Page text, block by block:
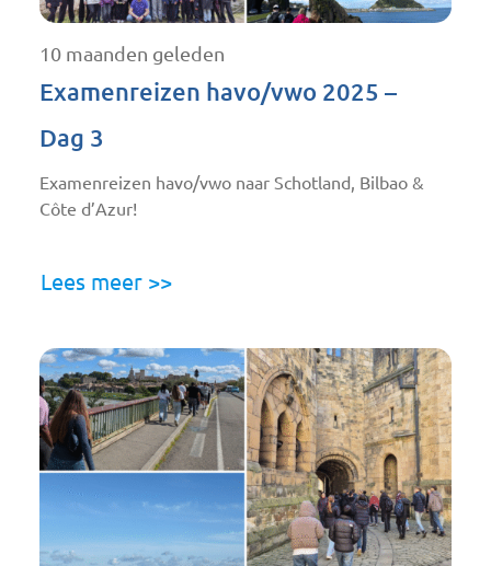
10 maanden geleden
Examenreizen havo/vwo 2025 –
Dag 3
Examenreizen havo/vwo naar Schotland, Bilbao &
Côte d’Azur!
Lees meer >>